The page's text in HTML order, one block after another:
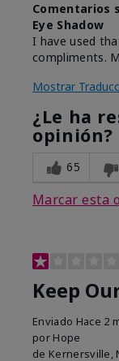
Comentarios
Eye Shadow
I have used
compliments.
Mostrar
¿Le ha
opinión?
65
Marcar esta
Keep
Enviado Hace 2
por Hope
de Kernersville,